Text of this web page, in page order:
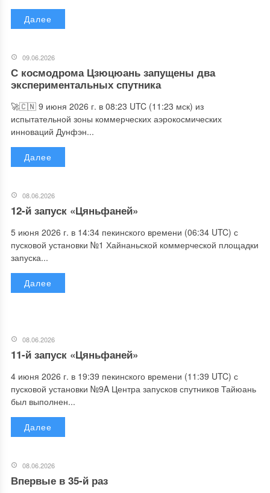
Далее
09.06.2026
С космодрома Цзюцюань запущены два
экспериментальных спутника
🚀🇨🇳 9 июня 2026 г. в 08:23 UTC (11:23 мск) из
испытательной зоны коммерческих аэрокосмических
инноваций Дунфэн...
Далее
08.06.2026
12-й запуск «Цяньфаней»
5 июня 2026 г. в 14:34 пекинского времени (06:34 UTC) с
пусковой установки №1 Хайнаньской коммерческой площадки
запуска...
Далее
08.06.2026
11-й запуск «Цяньфаней»
4 июня 2026 г. в 19:39 пекинского времени (11:39 UTC) с
пусковой установки №9A Центра запусков спутников Тайюань
был выполнен...
Далее
08.06.2026
Впервые в 35-й раз